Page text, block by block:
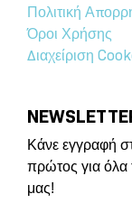
Πολιτική
Όροι Χρήσης
Διαχείριση
Κάνε εγγραφή
πρώτος για όλα
μας!